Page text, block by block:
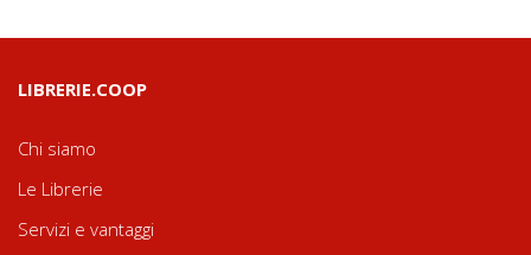
LIBRERIE.COOP
Chi siamo
Le Librerie
Servizi e vantaggi